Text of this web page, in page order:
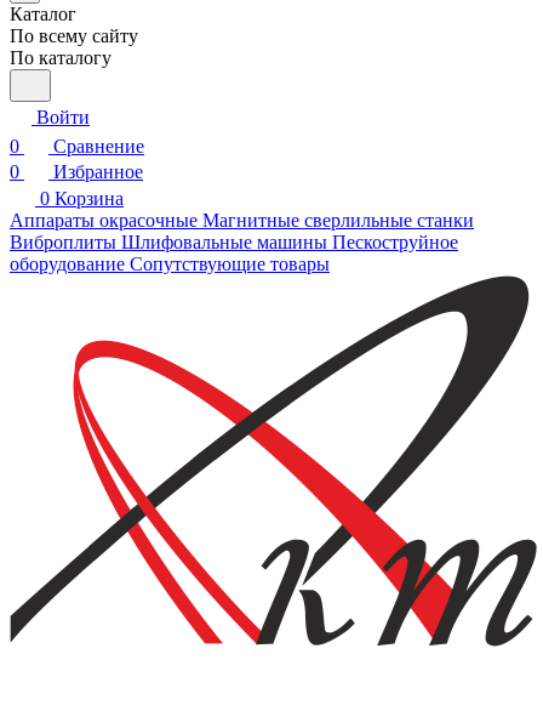
Каталог
По всему сайту
По каталогу
Войти
0
Сравнение
0
Избранное
0 Корзина
Аппараты окрасочные Магнитные сверлильные станки
Виброплиты Шлифовальные машины Пескоструйное
оборудование Сопутствующие товары